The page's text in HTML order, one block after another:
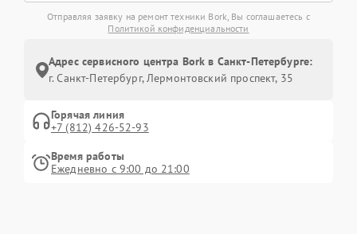
Отправляя заявку на ремонт техники Bork, Вы соглашаетесь с
Политикой конфиденциальности
Адрес сервисного центра Bork в Санкт-Петербурге:
г. Санкт-Петербург, Лермонтовский проспект, 35
Горячая линия
+7 (812) 426-52-93
Время работы
Ежедневно с 9:00 до 21:00